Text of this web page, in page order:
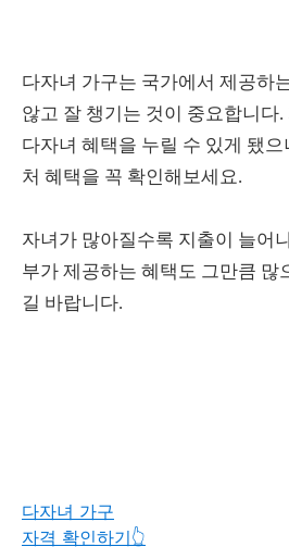
다자녀 가구는 국가에서 제공하
않고 잘 챙기는 것이 중요합니다
다자녀 혜택을 누릴 수 있게 됐
처 혜택을 꼭 확인해보세요.
자녀가 많아질수록 지출이 늘어
부가 제공하는 혜택도 그만큼 많
길 바랍니다.
다자녀 가구
자격 확인하기👆